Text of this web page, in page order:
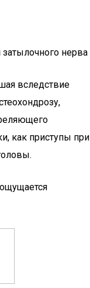
нерва
вследствие
как приступы при